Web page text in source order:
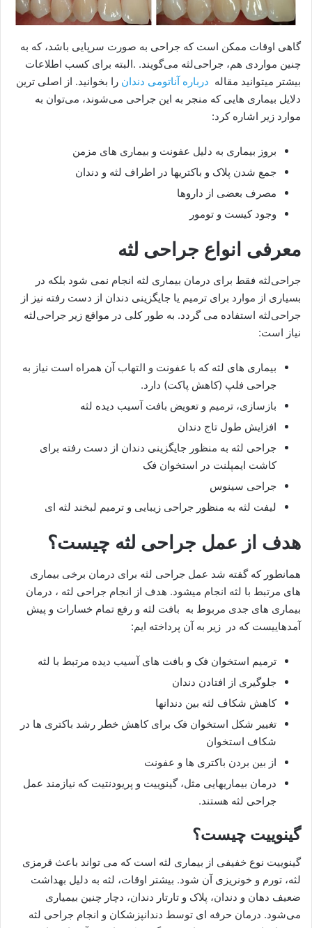
گاهی اوقات ممکن است که جراحی به صورت سرپایی باشد، که به
چنین مواردی هم، جراحی‌لثه می‌گویند. .البته برای کسب اطلاعات
بیشتر میتوانید مقاله درباره آناتومی دندان را بخوانید. از اصلی ترین
دلایل بیماری هایی که منجر به این جراحی می‌شوند، می‌توان به
موارد زیر اشاره کرد:
بروز بیماری به دلیل عفونت و بیماری های مزمن
جمع شدن پلاک و باکتریها در اطراف لثه و دندان
مصرف بعضی از داروها
وجود کیست و تومور
معرفی انواع جراحی لثه
جراحی‌لثه فقط برای درمان بیماری لثه انجام نمی شود بلکه در
بسیاری از موارد برای ترمیم یا جایگزینی دندان از دست رفته نیز از
جراحی‌لثه استفاده می گردد. به طور کلی در مواقع زیر جراحی‌لثه
نیاز است:
بیماری های لثه که با عفونت و التهاب آن همراه است نیاز به
جراحی فلپ (کاهش پاکت) دارد.
بازسازی، ترمیم و تعویض بافت آسیب دیده لثه
افزایش طول تاج دندان
جراحی لثه به منظور جایگزینی دندان از دست رفته برای
کاشت ایمپلنت در استخوان فک
جراحی سینوس
لیفت لثه به منظور جراحی زیبایی و ترمیم لبخند لثه ای
هدف از عمل جراحی لثه چیست؟
همانطور که گفته شد عمل جراحی لثه برای درمان برخی بیماری
های مرتبط با لثه انجام میشود. هدف از انجام جراحی لثه ، درمان
بیماری های جدی مربوط به بافت لثه و رفع تمام خسارات و پیش
آمدهاییست که در زیر به آن پرداخته ایم:
ترمیم استخوان فک و بافت های آسیب دیده مرتبط با لثه
جلوگیری از افتادن دندان
کاهش شکاف لثه بین دندانها
تغییر شکل استخوان فک برای کاهش خطر رشد باکتری ها در
شکاف استخوان
از بین بردن باکتری ها و عفونت
درمان بیماریهایی مثل، گینوییت و پریودنتیت که نیازمند عمل
جراحی لثه هستند.
گینوییت چیست؟
گینوییت نوع خفیفی از بیماری لثه است که می تواند باعث قرمزی
لثه، تورم و خونریزی آن شود. بیشتر اوقات، لثه به دلیل بهداشت
ضعیف دهان و دندان، پلاک و تارتار دندان، دچار چنین بیمیاری
می‌شود. درمان حرفه ای توسط دندانپزشکان و انجام جراحی لثه